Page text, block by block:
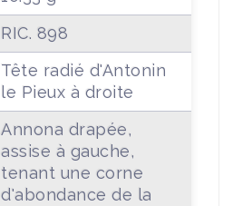
RIC. 898
Tête radié d'Antonin
le Pieux à droite
Annona drapée,
assise à gauche,
tenant une corne
d'abondance de la